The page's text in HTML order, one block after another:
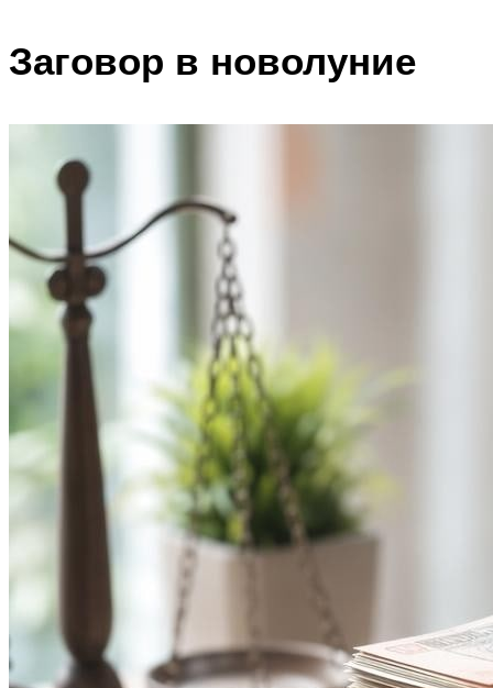
Заговор в новолуние